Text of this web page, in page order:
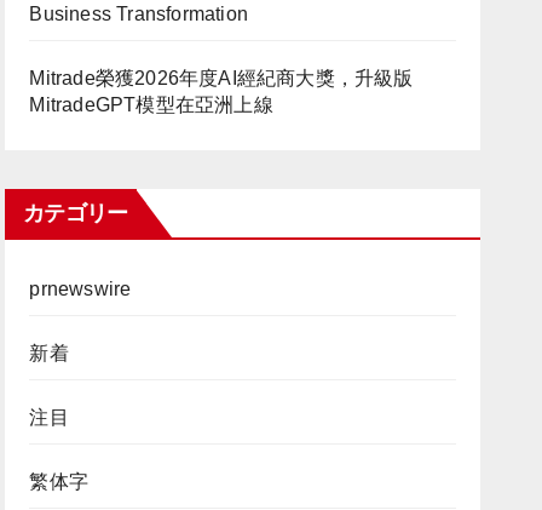
Business Transformation
Mitrade榮獲2026年度AI經紀商大獎，升級版
MitradeGPT模型在亞洲上線
カテゴリー
prnewswire
新着
注目
繁体字